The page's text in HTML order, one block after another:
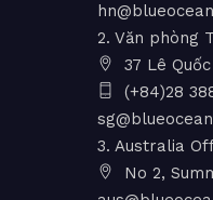
2. Văn phòng
37 Lê
(+84)28
3. Australia
No 2,